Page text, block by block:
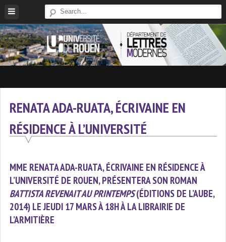
content
RENATA ADA-RUATA, ÉCRIVAINE EN
RÉSIDENCE À L’UNIVERSITÉ
MME RENATA ADA-RUATA, ÉCRIVAINE EN RÉSIDENCE À
L’UNIVERSITÉ DE ROUEN, PRÉSENTERA SON ROMAN
BATTISTA REVENAIT AU PRINTEMPS(ÉDITIONS DE L’AUBE,
2014) LE JEUDI 17 MARS À 18H À LA LIBRAIRIE DE
L’ARMITIÈRE